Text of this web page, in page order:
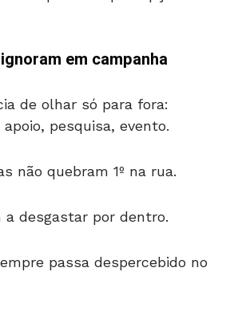
em campanha
de olhar só para fora:
pesquisa, evento.
não quebram 1º na rua.
a desgastar por dentro.
passa despercebido no